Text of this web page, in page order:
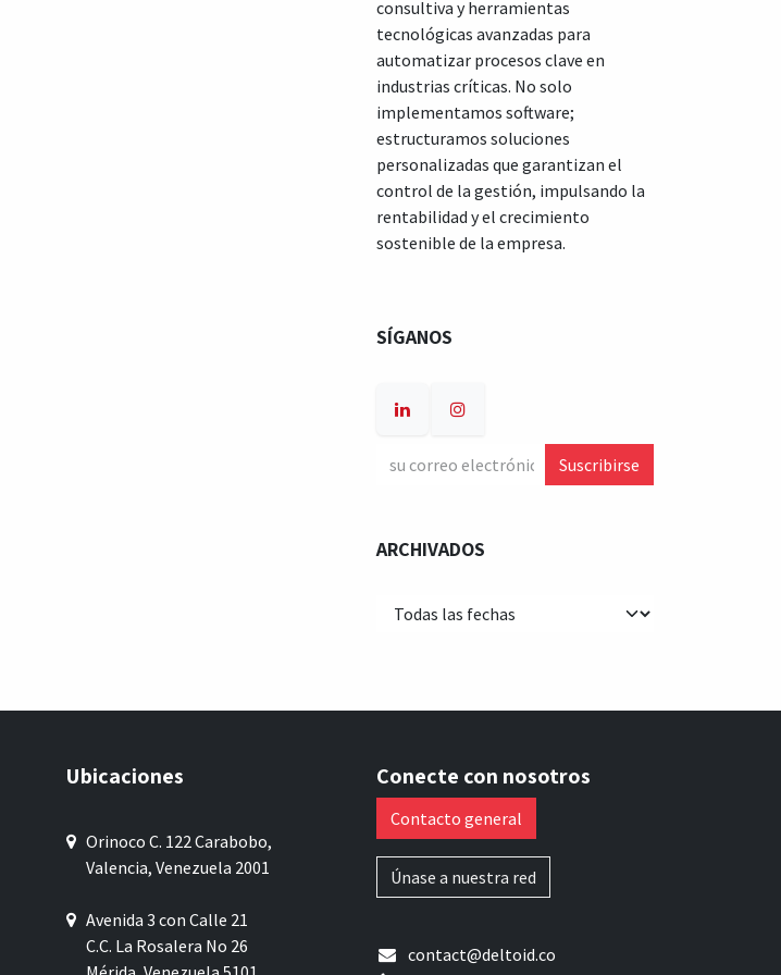
consultiva y herramientas
tecnológicas avanzadas para
automatizar procesos clave en
industrias críticas. No solo
implementamos software;
estructuramos soluciones
personalizadas que garantizan el
control de la gestión, impulsando la
rentabilidad y el crecimiento
sostenible de la empresa.
SÍGANOS
Suscribirse
ARCHIVADOS
Ubicaciones
Orinoco C. 122 Carabobo,
Valencia, Venezuela 2001
Avenida 3 con Calle 21
C.C. La Rosalera No 26
Conecte con nosotros
Contacto general
Únase a nuestra red
contact@deltoid.co